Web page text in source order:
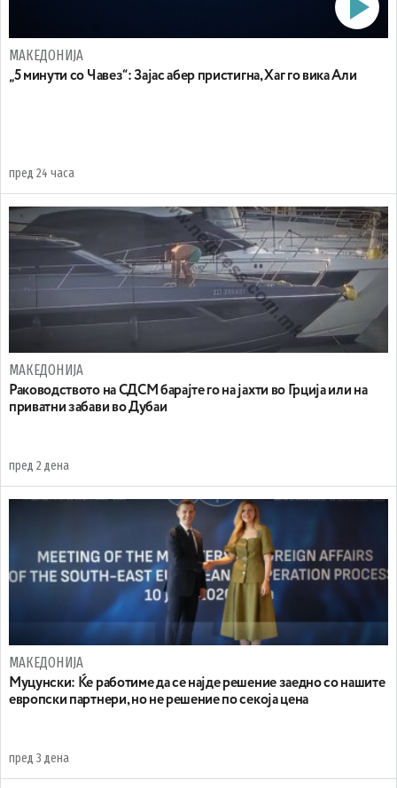
МАКЕДОНИЈА
„5 минути со Чавез“: Зајас абер пристигна, Хаг го вика Али
пред 24 часа
МАКЕДОНИЈА
Раководството на СДСМ барајте го на јахти во Грција или на
приватни забави во Дубаи
пред 2 дена
МАКЕДОНИЈА
Муцунски: Ќе работиме да се најде решение заедно со нашите
европски партнери, но не решение по секоја цена
пред 3 дена